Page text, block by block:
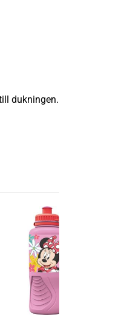
dukningen.